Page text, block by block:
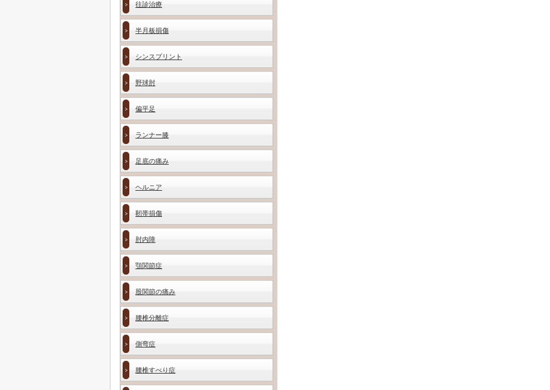
往診治療
半月板損傷
シンスプリント
野球肘
偏平足
ランナー膝
足底の痛み
ヘルニア
靭帯損傷
肘内障
顎関節症
股関節の痛み
腰椎分離症
側弯症
腰椎すべり症